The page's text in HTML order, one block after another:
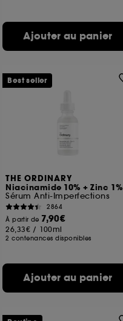
Ajouter au panier
THE ORDINARY
Niacinamide 10% + Zinc 1%
Sérum Anti-Imperfections
2864
À partir de 7,90€
26,33€ / 100ml
2 contenances disponibles
Ajouter au panier
Best seller